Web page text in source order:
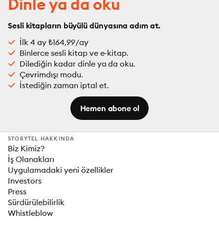
Dinle ya da oku
Sesli kitapların büyülü dünyasına adım at.
İlk 4 ay ₺164,99/ay
Binlerce sesli kitap ve e-kitap.
Dilediğin kadar dinle ya da oku.
Çevrimdışı modu.
İstediğin zaman iptal et.
Hemen abone ol
STORYTEL HAKKINDA
Biz Kimiz?
İş Olanakları
Uygulamadaki yeni özellikler
Investors
Press
Sürdürülebilirlik
Whistleblow